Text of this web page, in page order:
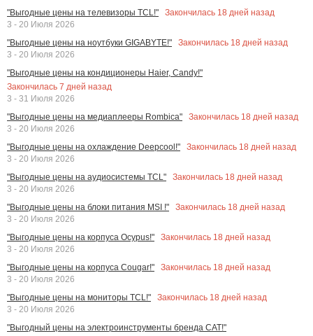
"Выгодные цены на телевизоры TCL!"
Закончилась 18 дней назад
3 - 20 Июля 2026
"Выгодные цены на ноутбуки GIGABYTE!"
Закончилась 18 дней назад
3 - 20 Июля 2026
"Выгодные цены на кондиционеры Haier, Candy!"
Закончилась 7 дней назад
3 - 31 Июля 2026
"Выгодные цены на медиаплееры Rombica"
Закончилась 18 дней назад
3 - 20 Июля 2026
"Выгодные цены на охлаждение Deepcool!"
Закончилась 18 дней назад
3 - 20 Июля 2026
"Выгодные цены на аудиосистемы TCL"
Закончилась 18 дней назад
3 - 20 Июля 2026
"Выгодные цены на блоки питания MSI !"
Закончилась 18 дней назад
3 - 20 Июля 2026
"Выгодные цены на корпуса Ocypus!"
Закончилась 18 дней назад
3 - 20 Июля 2026
"Выгодные цены на корпуса Cougar!"
Закончилась 18 дней назад
3 - 20 Июля 2026
"Выгодные цены на мониторы TCL!"
Закончилась 18 дней назад
3 - 20 Июля 2026
"Выгодный цены на электроинструменты бренда CAT!"